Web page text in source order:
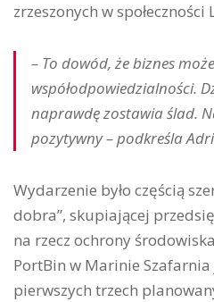
zrzeszonych w
– To dowód, że biznes
współodpowiedzialności.
naprawdę zostawia ślad.
pozytywny – podkreśla
Wydarzenie było częścią
dobra”, skupiającej
na rzecz ochrony
PortBin w Marinie
pierwszych trzech